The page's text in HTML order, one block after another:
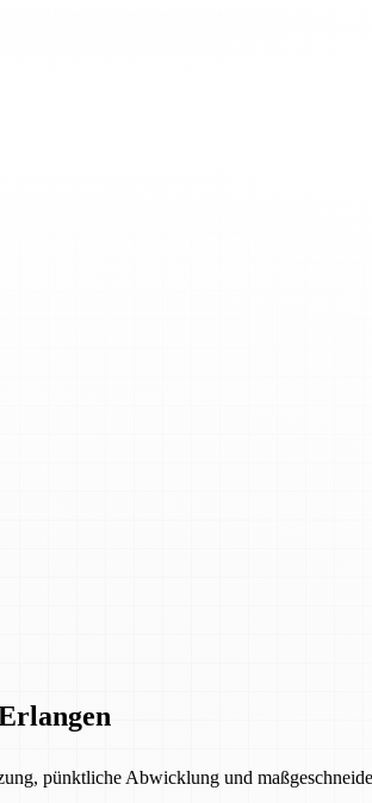
pünktliche Abwicklung und